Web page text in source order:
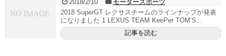
2018/2/10
モータースポーツ
2018 SuperGT レクサスチームのラインナップが発表
になりました 1 LEXUS TEAM KeePer TOM’S...
記事を読む